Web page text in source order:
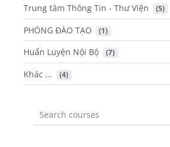
Trung tâm Thông Tin - Thư Viện (5)
PHÒNG ĐÀO TẠO (1)
Huấn Luyện Nội Bộ (7)
Khác ... (4)
Search courses